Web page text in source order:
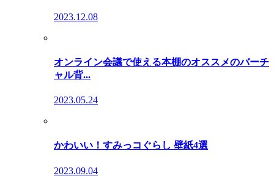
2023.12.08
オンライン会議で使える本棚のオススメのバーチ
ャル背...
2023.05.24
かわいい！すみっコぐらし 壁紙4選
2023.09.04